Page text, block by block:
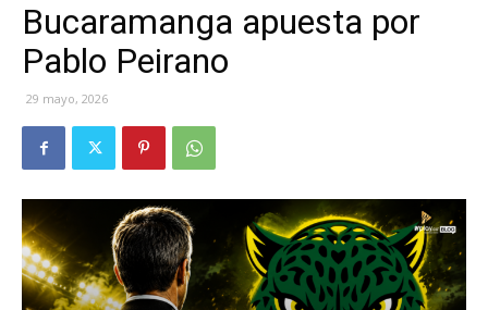
Bucaramanga apuesta por
Pablo Peirano
29 mayo, 2026